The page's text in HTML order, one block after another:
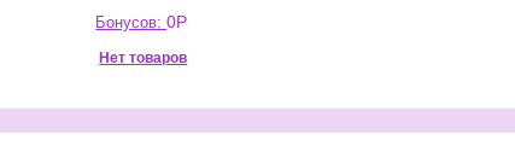
Бонусов:0Р
Нет товаров